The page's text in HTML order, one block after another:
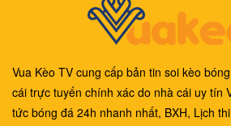
Vua Kèo TV cung cấp bản tin soi kèo
cái trực tuyến chính xác do nhà cái uy tín
tức bóng đá 24h nhanh nhất, BXH, Lịch